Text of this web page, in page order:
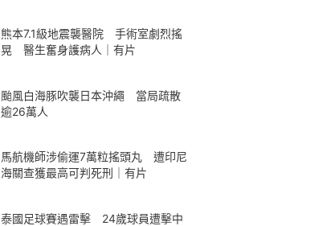
熊本7.1級地震襲醫院 手術室劇烈搖
晃 醫生奮身護病人｜有片
颱風白海豚吹襲日本沖繩 當局疏散
逾26萬人
馬航機師涉偷運7萬粒搖頭丸 遭印尼
海關查獲最高可判死刑｜有片
泰國足球賽遇雷擊 24歲球員遭擊中